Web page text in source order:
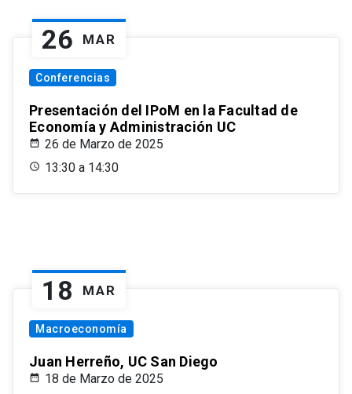
26 MAR
Conferencias
Presentación del IPoM en la Facultad de
Economía y Administración UC
26 de Marzo de 2025
13:30 a 14:30
18 MAR
Macroeconomía
Juan Herreño, UC San Diego
18 de Marzo de 2025